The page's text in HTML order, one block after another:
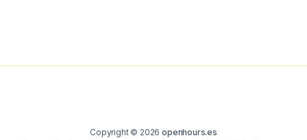
Copyright © 2026openhours.es